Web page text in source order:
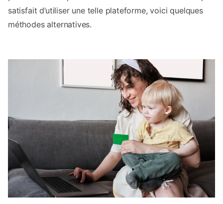
satisfait d’utiliser une telle plateforme, voici quelques
méthodes alternatives.